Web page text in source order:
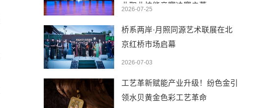
业职业技能竞赛决赛启幕
2026-07-25
桥系两岸·月照同源艺术联展在北
京红桥市场启幕
2026-07-03
工艺革新赋能产业升级！纷色金引
领水贝黄金色彩工艺革命